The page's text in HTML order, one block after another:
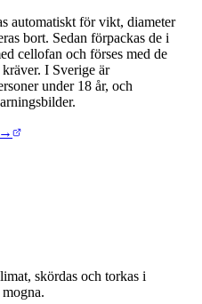
automatiskt för vikt, diameter
bort. Sedan förpackas de i
cellofan och förses med de
I Sverige är
under 18 år, och
→
skördas och torkas i